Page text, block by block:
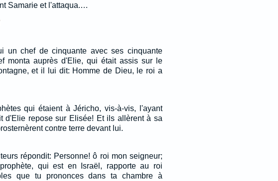
Samarie et l'attaqua.…
un chef de cinquante avec ses cinquante
monta auprès d'Elie, qui était assis sur le
et il lui dit: Homme de Dieu, le roi a
qui étaient à Jéricho, vis-à-vis, l'ayant
d'Elie repose sur Elisée! Et ils allèrent à sa
contre terre devant lui.
répondit: Personne! ô roi mon seigneur;
qui est en Israël, rapporte au roi
que tu prononces dans ta chambre à